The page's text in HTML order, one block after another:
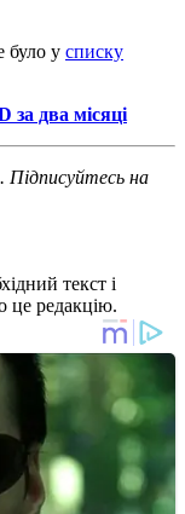
було у списку
за два місяці
Підписуйтесь на
текст і
це редакцію.